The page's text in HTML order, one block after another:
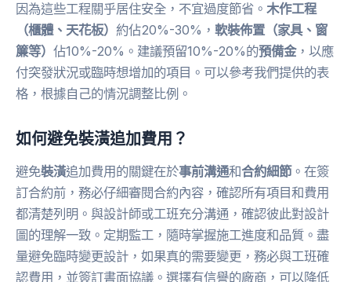
因為這些工程關乎居住安全，不宜過度節省。 木作工程
（櫃體、天花板） 約佔20%-30%， 軟裝佈置（家具、窗
簾等） 佔10%-20%。建議預留10%-20%的預備金，以應
付突發狀況或臨時想增加的項目。可以參考我們提供的表
格，根據自己的情況調整比例。
如何避免裝潢追加費用？
避免裝潢追加費用的關鍵在於事前溝通和合約細節。在簽
訂合約前，務必仔細審閱合約內容，確認所有項目和費用
都清楚列明。與設計師或工班充分溝通，確認彼此對設計
圖的理解一致。定期監工，隨時掌握施工進度和品質。盡
量避免臨時變更設計，如果真的需要變更，務必與工班確
認費用，並簽訂書面協議。選擇有信譽的廠商，可以降低